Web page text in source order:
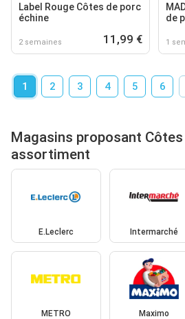
Label Rouge Côtes de porc
échine
2 semaines 11,99 €
de
1
1 2 3 4 5 6
Magasins proposant
assortiment
E.Leclerc Intermarché
METRO Maximo